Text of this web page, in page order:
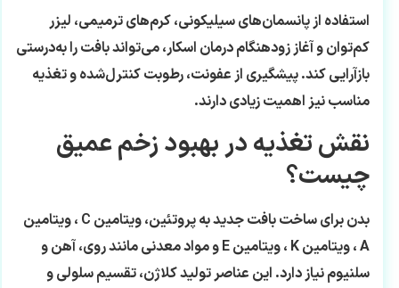
استفاده از پانسمان‌های سیلیکونی، کرم‌های ترمیمی، لیزر
کم‌توان و آغاز زودهنگام درمان اسکار، می‌تواند بافت را به‌درستی
بازآرایی کند. پیشگیری از عفونت، رطوبت کنترل‌شده و تغذیه
مناسب نیز اهمیت زیادی دارند.
نقش تغذیه در بهبود زخم عمیق
چیست؟
بدن برای ساخت بافت جدید به پروتئین، ویتامین‌ C ، ویتامین‌
A ، ویتامین‌ K ، ویتامین E و مواد معدنی مانند روی، آهن و
سلنیوم نیاز دارد. این عناصر تولید کلاژن، تقسیم سلولی و